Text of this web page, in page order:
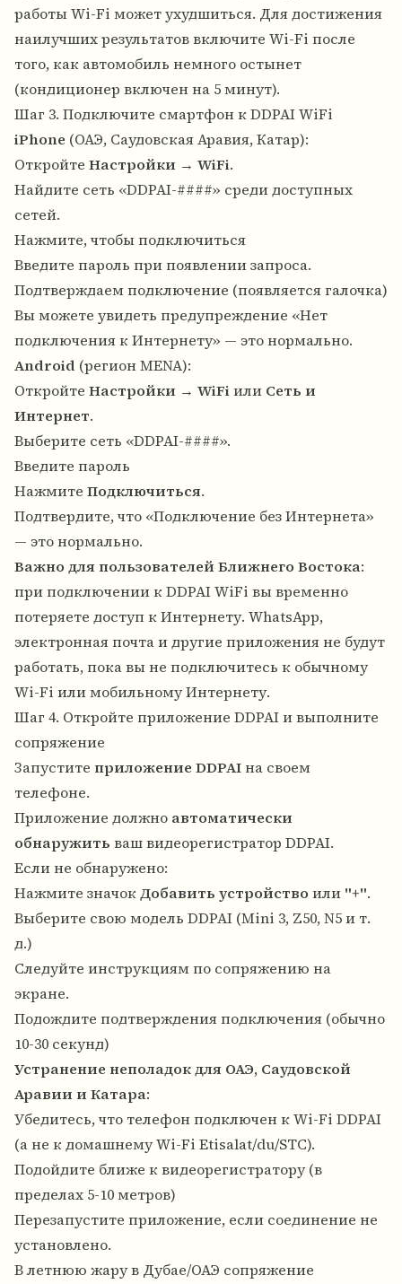
работы Wi-Fi может ухудшиться. Для достижения
наилучших результатов включите Wi-Fi после
того, как автомобиль немного остынет
(кондиционер включен на 5 минут).
Шаг 3. Подключите смартфон к DDPAI WiFi
iPhone (ОАЭ, Саудовская Аравия, Катар):
Откройте Настройки → WiFi.
Найдите сеть «DDPAI-####» среди доступных
сетей.
Нажмите, чтобы подключиться
Введите пароль при появлении запроса.
Подтверждаем подключение (появляется галочка)
Вы можете увидеть предупреждение «Нет
подключения к Интернету» — это нормально.
Android (регион MENA):
Откройте Настройки → WiFiили Сеть и
Интернет.
Выберите сеть «DDPAI-####».
Введите пароль
Нажмите Подключиться.
Подтвердите, что «Подключение без Интернета»
— это нормально.
Важно для пользователей Ближнего Востока:
при подключении к DDPAI WiFi вы временно
потеряете доступ к Интернету. WhatsApp,
электронная почта и другие приложения не будут
работать, пока вы не подключитесь к обычному
Wi-Fi или мобильному Интернету.
Шаг 4. Откройте приложение DDPAI и выполните
сопряжение
Запустите приложение DDPAIна своем
телефоне.
Приложение должно автоматически
обнаружить ваш видеорегистратор DDPAI.
Если не обнаружено:
Нажмите значокДобавить устройство или "+".
Выберите свою модель DDPAI (Mini 3, Z50, N5 и т.
д.)
Следуйте инструкциям по сопряжению на
экране.
Подождите подтверждения подключения (обычно
10-30 секунд)
Устранение неполадок для ОАЭ, Саудовской
Аравии и Катара:
Убедитесь, что телефон подключен к Wi-Fi DDPAI
(а не к домашнему Wi-Fi Etisalat/du/STC).
Подойдите ближе к видеорегистратору (в
пределах 5-10 метров)
Перезапустите приложение, если соединение не
установлено.
В летнюю жару в Дубае/ОАЭ сопряжение